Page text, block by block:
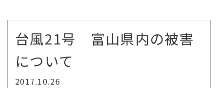
台風21号 富山県内の被害
について
2017.10.26